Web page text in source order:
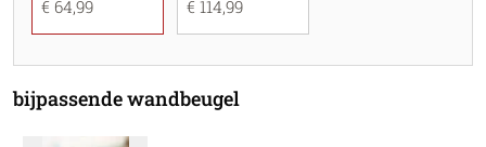
€ 64,99 € 114,99
bijpassende wandbeugel